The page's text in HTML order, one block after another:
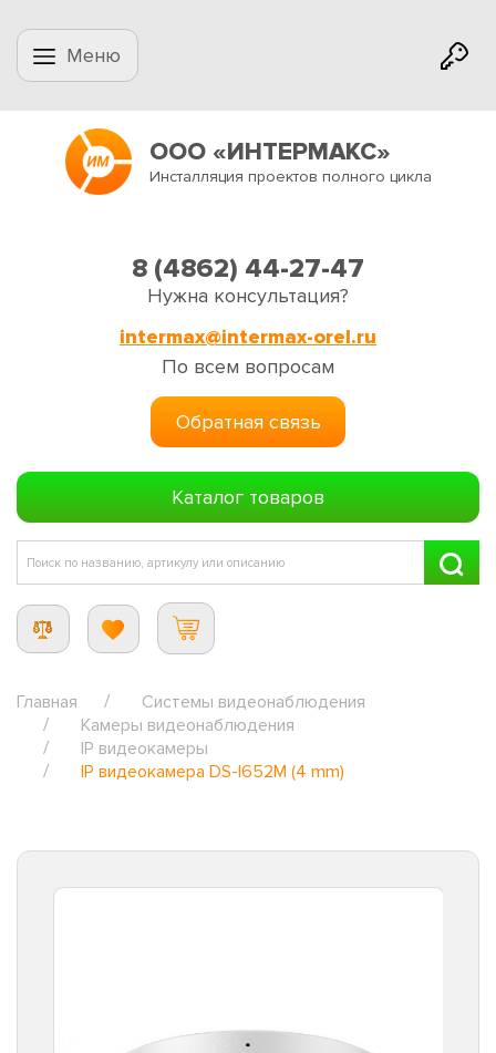
Меню
ООО «ИНТЕРМАКС»
Инсталляция проектов полного цикла
8 (4862) 44-27-47
Нужна консультация?
intermax@intermax-orel.ru
По всем вопросам
Обратная связь
Каталог товаров
Главная
Системы видеонаблюдения
Камеры видеонаблюдения
IP видеокамеры
IP видеокамера DS-I652M (4 mm)